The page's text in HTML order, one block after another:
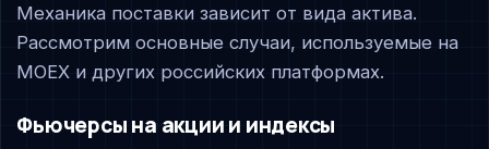
Механика поставки зависит от вида актива.
Рассмотрим основные случаи, используемые на
MOEX и других российских платформах.
Фьючерсы на акции и индексы